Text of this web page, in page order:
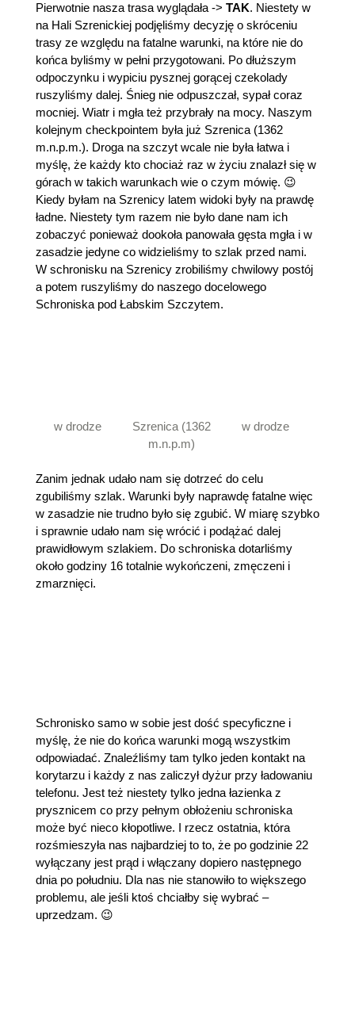
Pierwotnie nasza trasa wyglądała -> TAK. Niestety w
na Hali Szrenickiej podjęliśmy decyzję o skróceniu
trasy ze względu na fatalne warunki, na które nie do
końca byliśmy w pełni przygotowani. Po dłuższym
odpoczynku i wypiciu pysznej gorącej czekolady
ruszyliśmy dalej. Śnieg nie odpuszczał, sypał coraz
mocniej. Wiatr i mgła też przybrały na mocy. Naszym
kolejnym checkpointem była już Szrenica (1362
m.n.p.m.). Droga na szczyt wcale nie była łatwa i
myślę, że każdy kto chociaż raz w życiu znalazł się w
górach w takich warunkach wie o czym mówię. 😉
Kiedy byłam na Szrenicy latem widoki były na prawdę
ładne. Niestety tym razem nie było dane nam ich
zobaczyć ponieważ dookoła panowała gęsta mgła i w
zasadzie jedyne co widzieliśmy to szlak przed nami.
W schronisku na Szrenicy zrobiliśmy chwilowy postój
a potem ruszyliśmy do naszego docelowego
Schroniska pod Łabskim Szczytem.
w drodze
Szrenica (1362
m.n.p.m)
w drodze
Zanim jednak udało nam się dotrzeć do celu
zgubiliśmy szlak. Warunki były naprawdę fatalne więc
w zasadzie nie trudno było się zgubić. W miarę szybko
i sprawnie udało nam się wrócić i podążać dalej
prawidłowym szlakiem. Do schroniska dotarliśmy
około godziny 16 totalnie wykończeni, zmęczeni i
zmarznięci.
Schronisko samo w sobie jest dość specyficzne i
myślę, że nie do końca warunki mogą wszystkim
odpowiadać. Znaleźliśmy tam tylko jeden kontakt na
korytarzu i każdy z nas zaliczył dyżur przy ładowaniu
telefonu. Jest też niestety tylko jedna łazienka z
prysznicem co przy pełnym obłożeniu schroniska
może być nieco kłopotliwe. I rzecz ostatnia, która
rozśmieszyła nas najbardziej to to, że po godzinie 22
wyłączany jest prąd i włączany dopiero następnego
dnia po południu. Dla nas nie stanowiło to większego
problemu, ale jeśli ktoś chciałby się wybrać –
uprzedzam. 😉